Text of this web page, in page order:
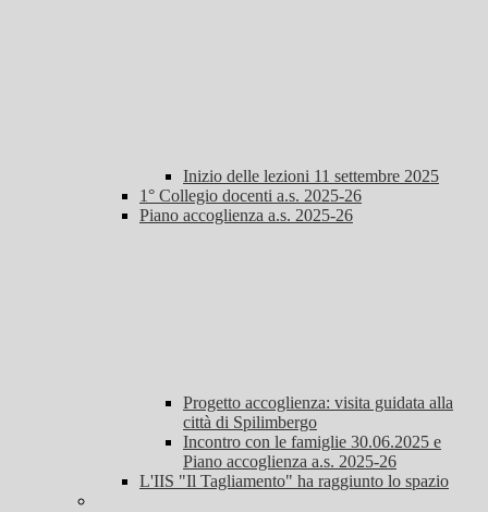
Inizio delle lezioni 11 settembre 2025
1° Collegio docenti a.s. 2025-26
Piano accoglienza a.s. 2025-26
Progetto accoglienza: visita guidata alla
città di Spilimbergo
Incontro con le famiglie 30.06.2025 e
Piano accoglienza a.s. 2025-26
L'IIS "Il Tagliamento" ha raggiunto lo spazio